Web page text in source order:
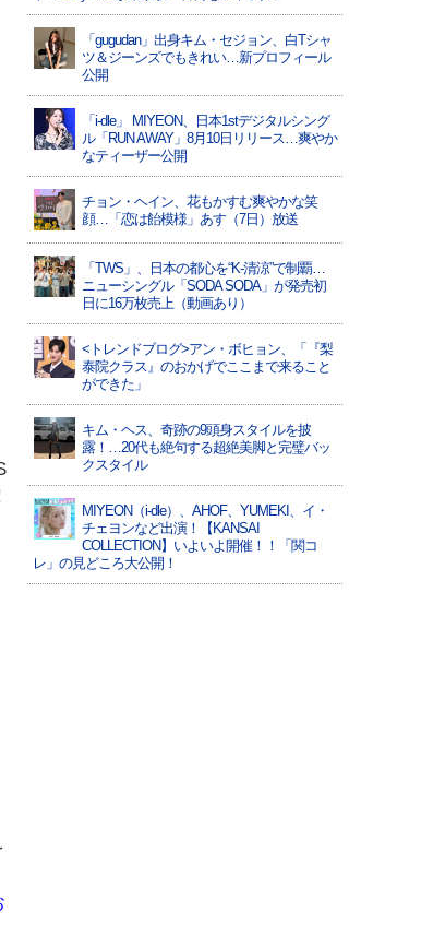
「gugudan」出身キム・セジョン、白Tシャ
ツ＆ジーンズでもきれい…新プロフィール
公開
「i-dle」 MIYEON、日本1stデジタルシング
ル「RUN AWAY」8月10日リリース…爽やか
なティーザー公開
チョン・ヘイン、花もかすむ爽やかな笑
顔…「恋は飴模様」あす（7日）放送
「TWS」、日本の都心を“K-清涼”で制覇…
ニューシングル「SODA SODA」が発売初
日に16万枚売上（動画あり）
<トレンドブログ>アン・ボヒョン、「『梨
泰院クラス』のおかげでここまで来ること
ができた」
キム・ヘス、奇跡の9頭身スタイルを披
露！…20代も絶句する超絶美脚と完璧バッ
クスタイル
MIYEON（i-dle）、​AHOF​、YUMEKI、イ・
チェヨンなど出演！【KANSAI
COLLECTION】いよいよ開催！！「関コ
レ」の見どころ大公開！